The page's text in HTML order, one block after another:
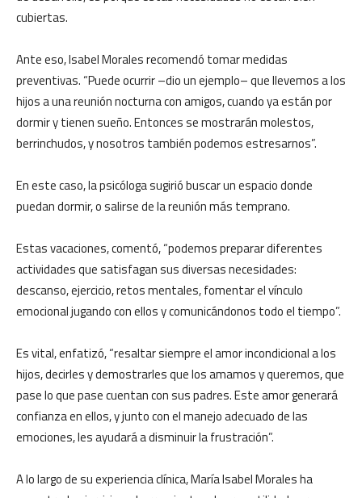
cubiertas.
Ante eso, Isabel Morales recomendó tomar medidas
preventivas. “Puede ocurrir –dio un ejemplo– que llevemos a los
hijos a una reunión nocturna con amigos, cuando ya están por
dormir y tienen sueño. Entonces se mostrarán molestos,
berrinchudos, y nosotros también podemos estresarnos”.
En este caso, la psicóloga sugirió buscar un espacio donde
puedan dormir, o salirse de la reunión más temprano.
Estas vacaciones, comentó, “podemos preparar diferentes
actividades que satisfagan sus diversas necesidades:
descanso, ejercicio, retos mentales, fomentar el vínculo
emocional jugando con ellos y comunicándonos todo el tiempo”.
Es vital, enfatizó, “resaltar siempre el amor incondicional a los
hijos, decirles y demostrarles que los amamos y queremos, que
pase lo que pase cuentan con sus padres. Este amor generará
confianza en ellos, y junto con el manejo adecuado de las
emociones, les ayudará a disminuir la frustración”.
A lo largo de su experiencia clínica, María Isabel Morales ha